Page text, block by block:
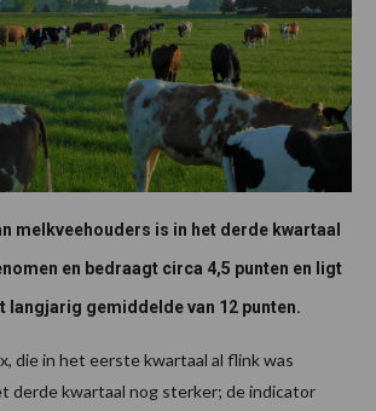
melkveehouders is in het derde kwartaal
en bedraagt circa 4,5 punten en ligt
langjarig gemiddelde van 12 punten.
die in het eerste kwartaal al flink was
derde kwartaal nog sterker; de indicator